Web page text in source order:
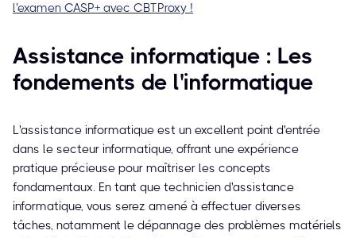
l'examen CASP+ avec CBTProxy !
Assistance informatique : Les
fondements de l'informatique
L'assistance informatique est un excellent point d'entrée
dans le secteur informatique, offrant une expérience
pratique précieuse pour maîtriser les concepts
fondamentaux. En tant que technicien d'assistance
informatique, vous serez amené à effectuer diverses
tâches, notamment le dépannage des problèmes matériels